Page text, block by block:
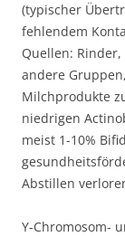
(typischer
fehlendem
Quellen:
andere
Milchprodukte
niedrigen
meist 1-10%
Abstillen
Y-Chromosom-